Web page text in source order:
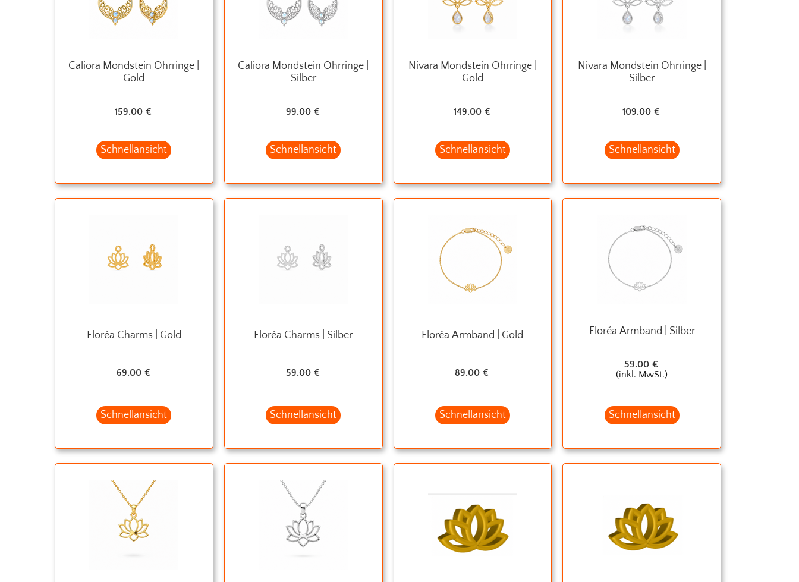
Caliora Mondstein Ohrringe |
Gold
159.00 €
Schnellansicht
Caliora Mondstein Ohrringe |
Silber
99.00 €
Schnellansicht
Nivara Mondstein Ohrringe |
Gold
149.00 €
Schnellansicht
Nivara Mondstein Ohrringe |
Silber
109.00 €
Schnellansicht
Floréa Charms | Gold
69.00 €
Schnellansicht
Floréa Charms | Silber
59.00 €
Schnellansicht
Floréa Armband | Gold
89.00 €
Schnellansicht
Floréa Armband | Silber
59.00 €
(inkl. MwSt.)
Schnellansicht